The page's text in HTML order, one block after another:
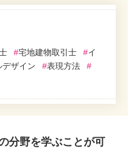
#宅地建物取引士 #イ
ザイン #表現方法
#
分野を学ぶことが可